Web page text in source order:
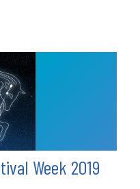
Week 2019